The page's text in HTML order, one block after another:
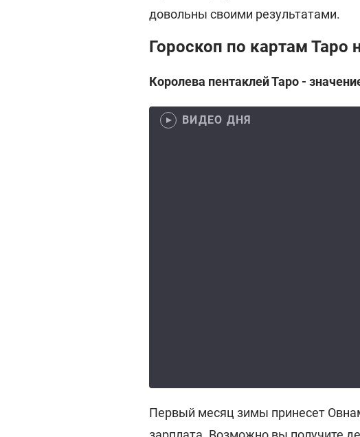
довольны своими результатами.
Гороскоп по картам Таро
Королева пентаклей Таро -
ВИДЕО ДНЯ
Первый месяц зимы принесет